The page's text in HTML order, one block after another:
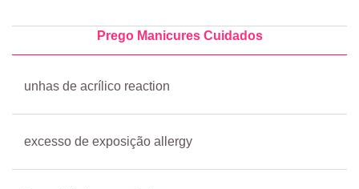
Prego Manicures Cuidados
unhas de acrílico reaction
excesso de exposição allergy